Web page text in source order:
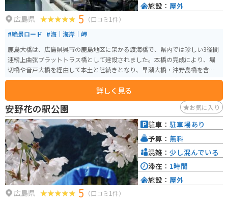
広島県 5 （口コミ1件）
#絶景ロード #海｜海岸｜岬
鹿島大橋は、広島県呉市の鹿島地区に架かる渡海橋で、県内では珍しい3径間
連続上曲弦プラットトラス橋として建設されました。本橋の完成により、堀
切橋や音戸大橋を経由して本土と陸続きとなり、早瀬大橋・沖野島橋を含む
江能倉橋島地域の主要な島々が本土化され、交通アクセスが大幅に向上しま
島々の美しい景観が広がり、晴れた日には青い海と空のコントラストが映え
る絶好のフォトスポットとなります。車やバイクでの訪問も可能で、海沿い
ツーリングの立ち寄り地点としても適しており、静かな海景色を楽しみなが
らの散策や写真撮影におすすめです。
詳しく見る
施設： 屋外
安野花の駅公園 お気に入り
広島県 5 （口コミ1件）
駐車： 駐車場あり
予算： 無料
混雑： 少し混んでいる
滞在： 1時間
施設： 屋外